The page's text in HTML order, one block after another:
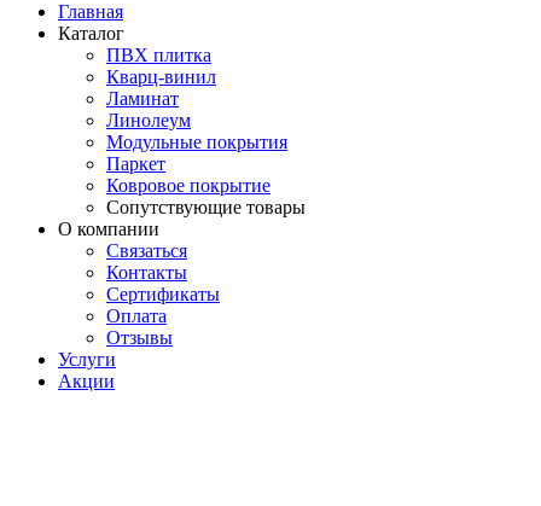
Главная
Каталог
ПВХ плитка
Кварц-винил
Ламинат
Линолеум
Модульные покрытия
Паркет
Ковровое покрытие
Сопутствующие товары
О компании
Связаться
Контакты
Сертификаты
Оплата
Отзывы
Услуги
Акции